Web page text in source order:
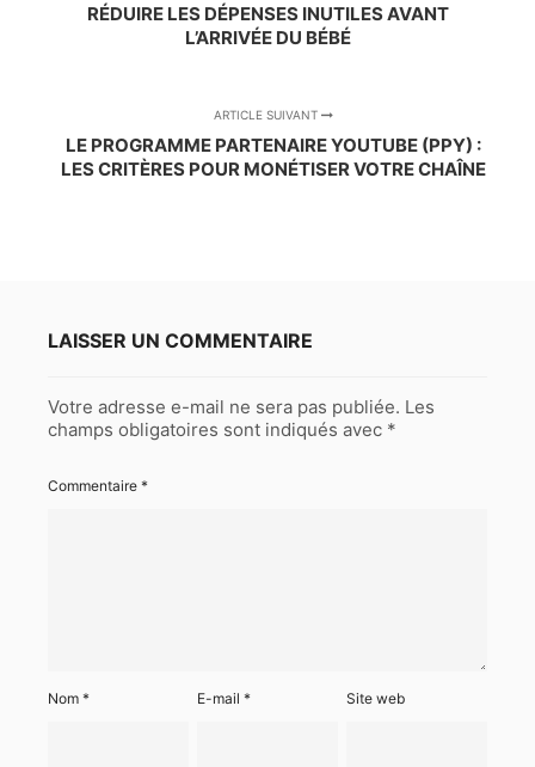
RÉDUIRE LES DÉPENSES INUTILES AVANT
L’ARRIVÉE DU BÉBÉ
ARTICLE SUIVANT
LE PROGRAMME PARTENAIRE YOUTUBE (PPY) :
LES CRITÈRES POUR MONÉTISER VOTRE CHAÎNE
LAISSER UN COMMENTAIRE
Votre adresse e-mail ne sera pas publiée. Les
champs obligatoires sont indiqués avec *
Commentaire *
Nom * E-mail* Site web